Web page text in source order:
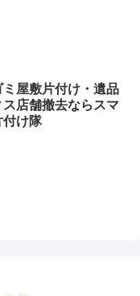
ミ屋敷片付け・遺品
店舗撤去ならスマ
付け隊